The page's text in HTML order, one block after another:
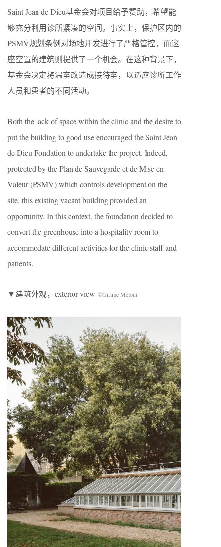
Saint Jean de Dieu基金会对项目给予赞助，希望能
够充分利用诊所紧凑的空间。事实上，保护区内的
PSMV规划条例对场地开发进行了严格管控，而这
座空置的建筑则提供了一个机会。在这种背景下，
基金会决定将温室改造成接待室，以适应诊所工作
人员和患者的不同活动。
Both the lack of space within the clinic and the desire to
put the building to good use encouraged the Saint Jean
de Dieu Fondation to undertake the project. Indeed,
protected by the Plan de Sauvegarde et de Mise en
Valeur (PSMV) which controls development on the
site, this existing vacant building provided an
opportunity. In this context, the foundation decided to
convert the greenhouse into a hospitality room to
accommodate different activities for the clinic staff and
patients.
▼建筑外观，exterior view ©Giaime Meloni